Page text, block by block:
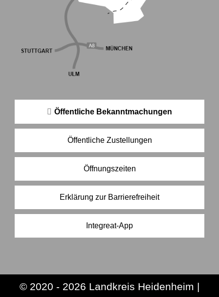
Öffentliche Bekanntmachungen
Öffentliche Zustellungen
Öffnungszeiten
Erklärung zur Barrierefreiheit
Integreat-App
© 2020 - 2026 Landkreis Heidenheim |